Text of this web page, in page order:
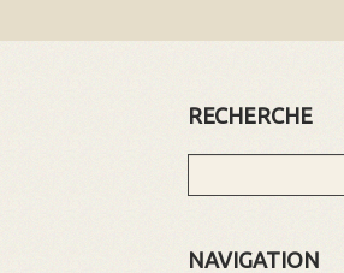
RECHERCHE
NAVIGATION